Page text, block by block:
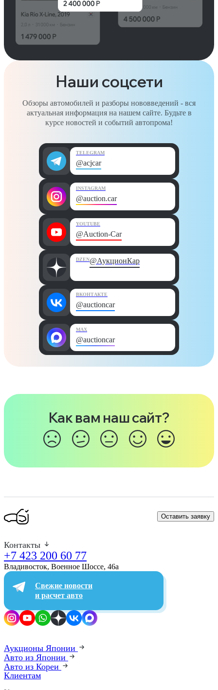
Наши соцсети
Обзоры автомобилей и разборы нововведений - вся
актуальная информация на нашем сайте. Будьте в
курсе новостей и событий автопрома!
TELEGRAM
@acjcar
INSTAGRAM
@auction.car
YOUTUBE
@Auction-Car
DZEN@АукционКар
ВКОНТАКТЕ
@auctioncar
MAX
@auctioncar
Как вам наш сайт?
Оставить заявку
Контакты
+7 423 200 60 77
Владивосток, Военное Шоссе, 46а​
Свежие новости
и расчет авто
Аукционы Японии
Авто из Японии
Авто из Кореи
Клиентам